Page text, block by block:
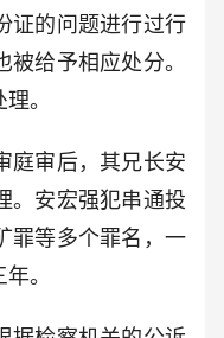
证的问题进行过行
给予相应处分。
。
庭审后，其兄长安
。安宏强犯串通投
罪等多个罪名，一
。